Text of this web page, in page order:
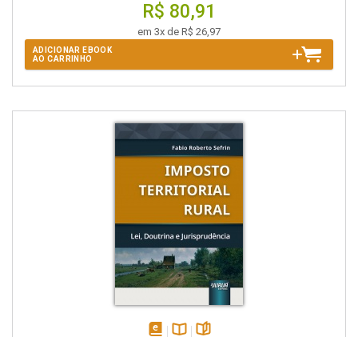
R$ 80,91
em 3x de R$ 26,97
ADICIONAR EBOOK
AO CARRINHO